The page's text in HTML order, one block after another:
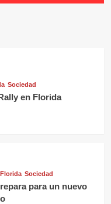
Sociedad
en Florida
Florida Sociedad
para un nuevo